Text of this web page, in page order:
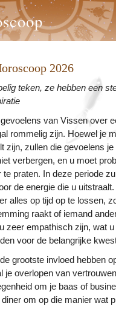
2026
teken, ze hebben een
van Vissen over
rommelig zijn. Hoewel je
zijn, zullen die gevoelens je
verbergen, en u moet
praten. In deze periode
de energie die u
alles op tijd op te lossen,
raakt of iemand
zeer empathisch zijn, wat
voor de belangrijke
grootste invloed hebben
je overlopen van
om je baas of
om op die manier wat